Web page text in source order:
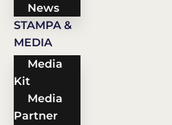
News
STAMPA &
MEDIA
Media
Kit
Media
Partner